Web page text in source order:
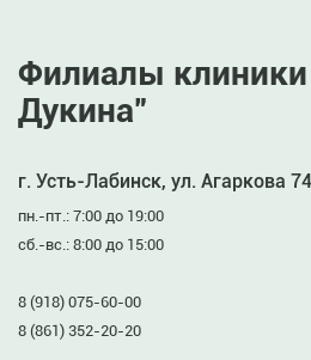
Филиалы клиники
Дукина”
г. Усть-Лабинск, ул. Агаркова 74
пн.-пт.: 7:00 до 19:00
сб.-вс.: 8:00 до 15:00
8 (918) 075-60-00
8 (861) 352-20-20